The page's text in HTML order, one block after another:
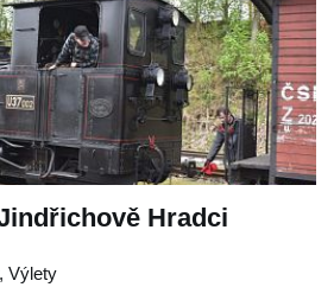
Hradci
Výlety